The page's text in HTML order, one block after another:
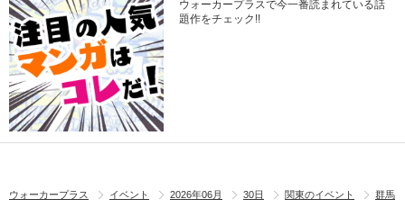
ウォーカープラスで今一番読まれている話
題作をチェック!!
ウォーカープラス イベント 2026年06月 30日 関東のイベント
群馬